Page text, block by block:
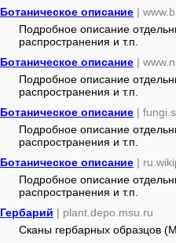
Ботаническое описание |
Подробное описание
распространения и т.п.
Ботаническое описание |
Подробное описание
распространения и т.п.
Ботаническое описание |
Подробное описание
распространения и т.п.
Ботаническое описание |
Подробное описание
распространения и т.п.
Гербарий | plant.depo.msu.ru
Сканы гербарных образцов